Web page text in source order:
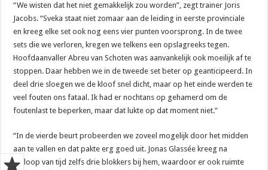
“We wisten dat het niet gemakkelijk zou worden”, zegt trainer Joris
Jacobs. “Sveka staat niet zomaar aan de leiding in eerste provinciale
en kreeg elke set ook nog eens vier punten voorsprong. In de twee
sets die we verloren, kregen we telkens een opslagreeks tegen.
Hoofdaanvaller Abreu van Schoten was aanvankelijk ook moeilijk af te
stoppen. Daar hebben we in de tweede set beter op geanticipeerd. In
deel drie sloegen we de kloof snel dicht, maar op het einde werden te
veel fouten ons fataal. Ik had er nochtans op gehamerd om de
foutenlast te beperken, maar dat lukte op dat moment niet.”
“In de vierde beurt probeerden we zoveel mogelijk door het midden
aan te vallen en dat pakte erg goed uit. Jonas Glassée kreeg na
verloop van tijd zelfs drie blokkers bij hem, waardoor er ook ruimte